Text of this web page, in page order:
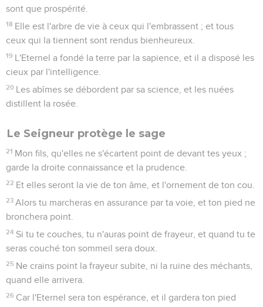
sont que prospérité.
18 Elle est l'arbre de vie à ceux qui l'embrassent ; et tous
ceux qui la tiennent sont rendus bienheureux.
19 L'Eternel a fondé la terre par la sapience, et il a disposé les
cieux par l'intelligence.
20 Les abîmes se débordent par sa science, et les nuées
distillent la rosée.
Le Seigneur protège le sage
21 Mon fils, qu'elles ne s'écartent point de devant tes yeux ;
garde la droite connaissance et la prudence.
22 Et elles seront la vie de ton âme, et l'ornement de ton cou.
23 Alors tu marcheras en assurance par ta voie, et ton pied ne
bronchera point.
24 Si tu te couches, tu n'auras point de frayeur, et quand tu te
seras couché ton sommeil sera doux.
25 Ne crains point la frayeur subite, ni la ruine des méchants,
quand elle arrivera.
26 Car l'Eternel sera ton espérance, et il gardera ton pied